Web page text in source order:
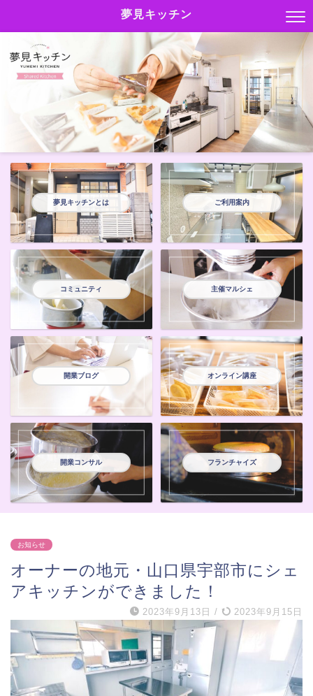
夢見キッチン
夢見キッチンとは ご利用案内
コミュニティ 主催マルシェ
開業ブログ オンライン講座
開業コンサル フランチャイズ
お知らせ
オーナーの地元・山口県宇部市にシェ
アキッチンができました！
2023年9月13日 / 2023年9月15日